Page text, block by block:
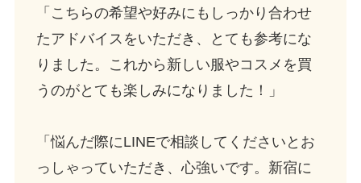
「こちらの希望や好みにもしっかり合わせ
たアドバイスをいただき、とても参考にな
りました。これから新しい服やコスメを買
うのがとても楽しみになりました！」
「悩んだ際にLINEで相談してくださいとお
っしゃっていただき、心強いです。新宿に